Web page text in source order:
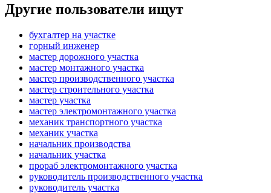
Другие пользователи ищут
бухгалтер на участке
горный инженер
мастер дорожного участка
мастер монтажного участка
мастер производственного участка
мастер строительного участка
мастер участка
мастер электромонтажного участка
механик транспортного участка
механик участка
начальник производства
начальник участка
прораб электромонтажного участка
руководитель производственного участка
руководитель участка